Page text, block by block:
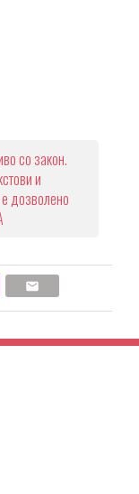
со закон.
и
дозволено